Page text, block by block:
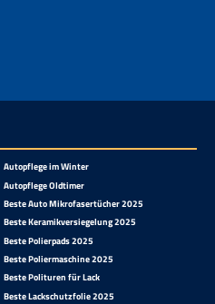
Autopflege im Winter
Autopflege Oldtimer
Beste Auto Mikrofasertücher 2025
Beste Keramikversiegelung 2025
Beste Polierpads 2025
Beste Poliermaschine 2025
Beste Polituren für Lack
Beste Lackschutzfolie 2025